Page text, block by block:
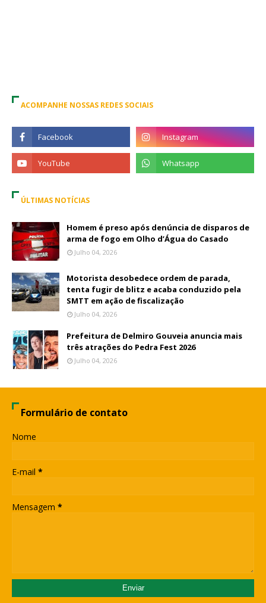
ACOMPANHE NOSSAS REDES SOCIAIS
ÚLTIMAS NOTÍCIAS
Homem é preso após denúncia de disparos de
arma de fogo em Olho d’Água do Casado
Julho 04, 2026
Motorista desobedece ordem de parada,
tenta fugir de blitz e acaba conduzido pela
SMTT em ação de fiscalização
Julho 04, 2026
Prefeitura de Delmiro Gouveia anuncia mais
três atrações do Pedra Fest 2026
Julho 04, 2026
Formulário de contato
Nome
E-mail *
Mensagem *